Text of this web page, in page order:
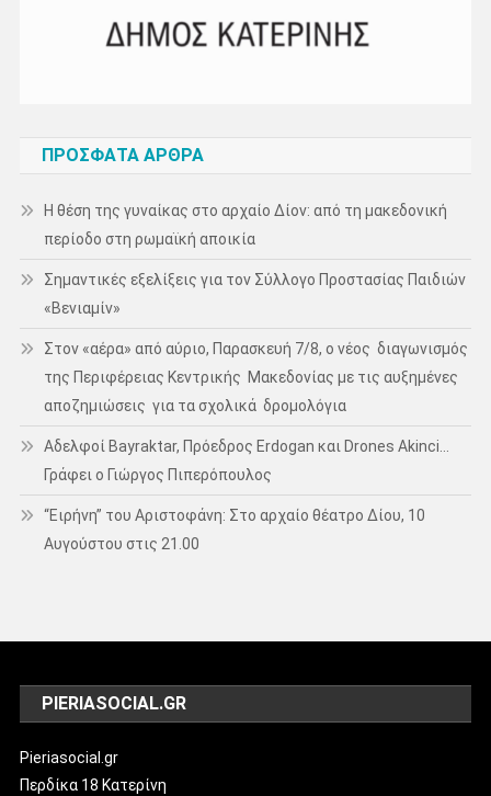
ΠΡΌΣΦΑΤΑ ΆΡΘΡΑ
Η θέση της γυναίκας στο αρχαίο Δίον: από τη μακεδονική
περίοδο στη ρωμαϊκή αποικία
Σημαντικές εξελίξεις για τον Σύλλογο Προστασίας Παιδιών
«Βενιαμίν»
Στον «αέρα» από αύριο, Παρασκευή 7/8, ο νέος διαγωνισμός
της Περιφέρειας Κεντρικής Μακεδονίας με τις αυξημένες
αποζημιώσεις για τα σχολικά δρομολόγια
Αδελφοί Bayraktar, Πρόεδρος Erdogan και Drones Akinci…
Γράφει ο Γιώργος Πιπερόπουλος
“Ειρήνη” του Αριστοφάνη: Στο αρχαίο θέατρο Δίου, 10
Αυγούστου στις 21.00
PIERIASOCIAL.GR
Pieriasocial.gr
Περδίκα 18 Κατερίνη